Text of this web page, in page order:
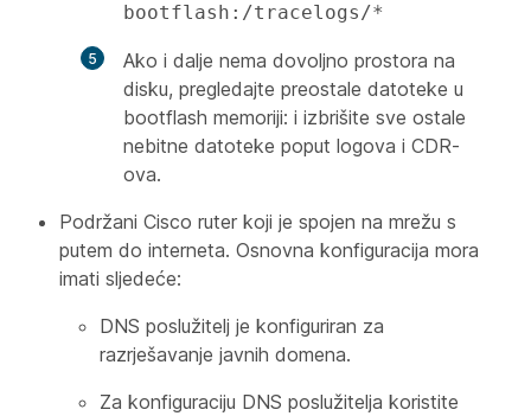
bootflash:/tracelogs/*
Ako i dalje nema dovoljno prostora na
disku, pregledajte preostale datoteke u
bootflash memoriji: i izbrišite sve ostale
nebitne datoteke poput logova i CDR-
ova.
Podržani Cisco ruter koji je spojen na mrežu s
putem do interneta. Osnovna konfiguracija mora
imati sljedeće:
DNS poslužitelj je konfiguriran za
razrješavanje javnih domena.
Za konfiguraciju DNS poslužitelja koristite